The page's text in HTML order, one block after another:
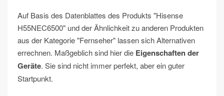
Auf Basis des Datenblattes des Produkts "Hisense
H55NEC6500" und der Ähnlichkeit zu anderen Produkten
aus der Kategorie "Fernseher" lassen sich Alternativen
errechnen. Maßgeblich sind hier die Eigenschaften der
Geräte. Sie sind nicht immer perfekt, aber ein guter
Startpunkt.